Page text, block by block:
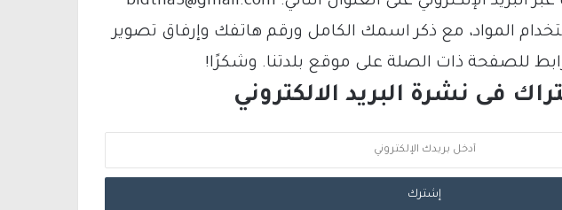
المواد، مع ذكر اسمك الكامل ورقم هاتفك وإرفاق تصوير
للصفحة ذات الصلة على موقع بلدتنا. وشكرًا!
فى نشرة البريد الالكتروني